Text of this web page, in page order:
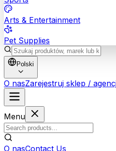
Arts & Entertainment
Pet Supplies
Polski
O nasZarejestruj sklep /
Menu
O nasContact Us